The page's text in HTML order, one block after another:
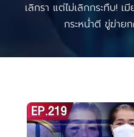
เลิกรา แต่ไม่เลิกกระทืบ!
กระหน่ำตี ขู่ฆ่าย